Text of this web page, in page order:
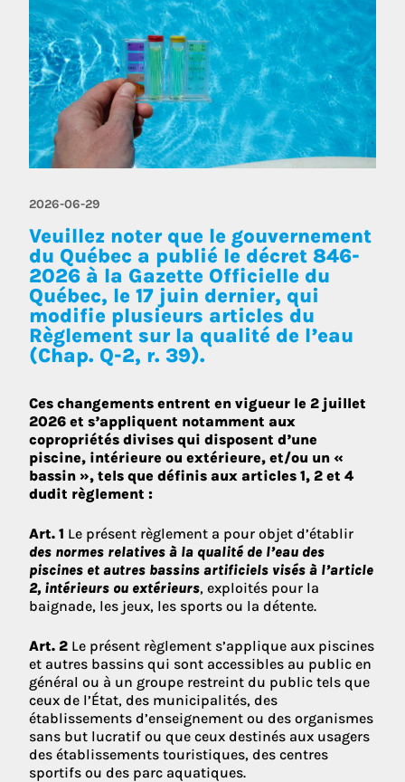
2026-06-29
Veuillez noter que le gouvernement
du Québec a publié le décret 846-
2026 à la Gazette Officielle du
Québec, le 17 juin dernier, qui
modifie plusieurs articles du
Règlement sur la qualité de l’eau
(Chap. Q-2, r. 39).
Ces changements entrent en vigueur le 2 juillet
2026 et s’appliquent notamment aux
copropriétés divises qui disposent d’une
piscine, intérieure ou extérieure, et/ou un «
bassin », tels que définis aux articles 1, 2 et 4
dudit règlement :
Art. 1 Le présent règlement a pour objet d’établir
des normes relatives à la qualité de l’eau des
piscines et autres bassins artificiels visés à l’article
2, intérieurs ou extérieurs, exploités pour la
baignade, les jeux, les sports ou la détente.
Art. 2 Le présent règlement s’applique aux piscines
et autres bassins qui sont accessibles au public en
général ou à un groupe restreint du public tels que
ceux de l’État, des municipalités, des
établissements d’enseignement ou des organismes
sans but lucratif ou que ceux destinés aux usagers
des établissements touristiques, des centres
sportifs ou des parc aquatiques.